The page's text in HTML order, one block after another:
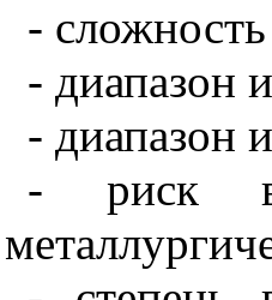
-
- диапазон
- диапазон
- риск